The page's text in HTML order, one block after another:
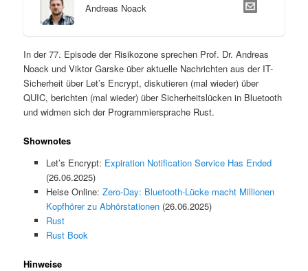
Andreas Noack
In der 77. Episode der Risikozone sprechen Prof. Dr. Andreas
Noack und Viktor Garske über aktuelle Nachrichten aus der IT-
Sicherheit über Let’s Encrypt, diskutieren (mal wieder) über
QUIC, berichten (mal wieder) über Sicherheitslücken in Bluetooth
und widmen sich der Programmiersprache Rust.
Shownotes
Let’s Encrypt: Expiration Notification Service Has Ended
(26.06.2025)
Heise Online: Zero-Day: Bluetooth-Lücke macht Millionen
Kopfhörer zu Abhörstationen(26.06.2025)
Rust
Rust Book
Hinweise